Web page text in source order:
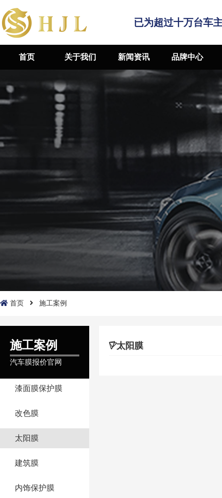
已为超过十万台车
首页 关于我们 新闻资讯 品牌中心
首页 施工案例
施工案例
汽车膜报价官网
漆面膜保护膜
改色膜
太阳膜
建筑膜
内饰保护膜
太阳膜